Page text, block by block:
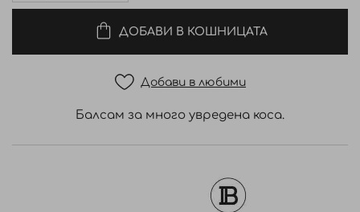
ДОБАВИ В КОШНИЦАТА
Добави в любими
Балсам за много увредена коса.